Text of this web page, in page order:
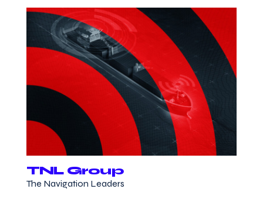
TNL Group
The Navigation Leaders